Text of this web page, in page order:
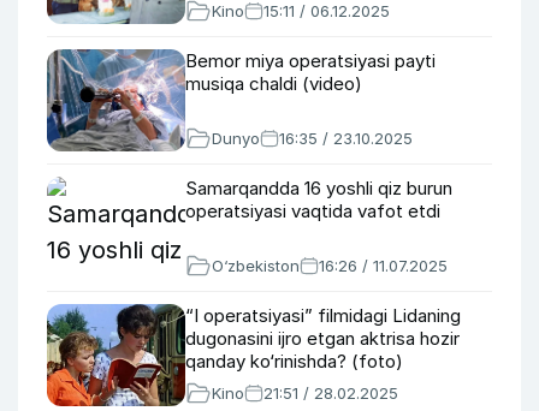
Kino 15:11 / 06.12.2025
Bemor miya operatsiyasi payti
musiqa chaldi (video)
Dunyo 16:35 / 23.10.2025
Samarqandda 16 yoshli qiz burun
operatsiyasi vaqtida vafot etdi
O‘zbekiston 16:26 / 11.07.2025
“I operatsiyasi” filmidagi Lidaning
dugonasini ijro etgan aktrisa hozir
qanday ko‘rinishda? (foto)
Kino 21:51 / 28.02.2025